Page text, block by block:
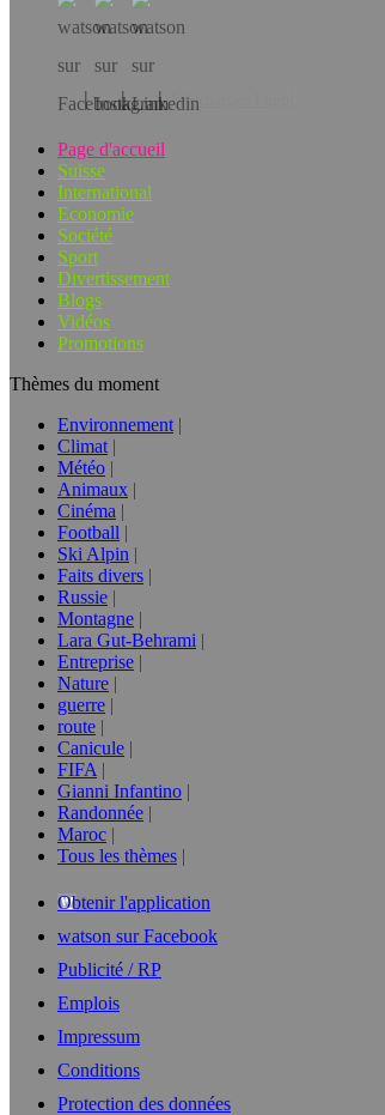
Téléchargez l’app!
Page d'accueil
Suisse
International
Economie
Société
Sport
Divertissement
Blogs
Vidéos
Promotions
Thèmes du moment
Environnement
Climat
Météo
Animaux
Cinéma
Football
Ski Alpin
Faits divers
Russie
Montagne
Lara Gut-Behrami
Entreprise
Nature
guerre
route
Canicule
FIFA
Gianni Infantino
Randonnée
Maroc
Tous les thèmes
Obtenir l'application
watson sur Facebook
Publicité / RP
Emplois
Impressum
Conditions
Protection des données